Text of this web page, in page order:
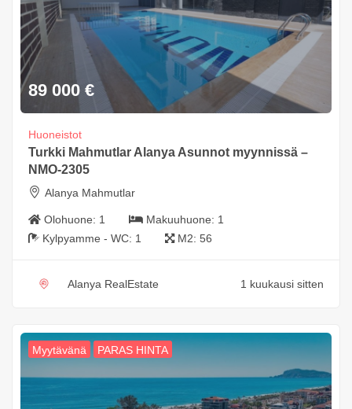
89 000 €
Huoneistot
Turkki Mahmutlar Alanya Asunnot myynnissä –
NMO-2305
Alanya Mahmutlar
Olohuone: 1 Makuuhuone: 1
Kylpyamme - WC: 1 M2: 56
Alanya RealEstate 1 kuukausi sitten
Myytävänä PARAS HINTA